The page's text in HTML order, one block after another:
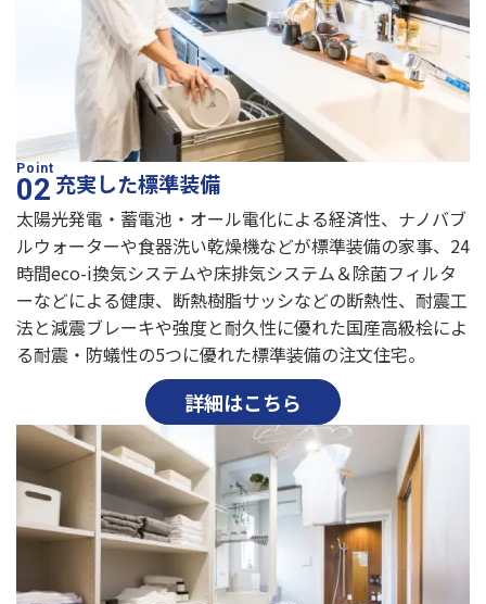
充実した標準装備
太陽光発電・蓄電池・オール電化による経済性、ナノバブ
ルウォーターや食器洗い乾燥機などが標準装備の家事、24
時間eco-i換気システムや床排気システム＆除菌フィルタ
ーなどによる健康、断熱樹脂サッシなどの断熱性、耐震工
法と減震ブレーキや強度と耐久性に優れた国産高級桧によ
る耐震・防蟻性の5つに優れた標準装備の注文住宅。
詳細はこちら